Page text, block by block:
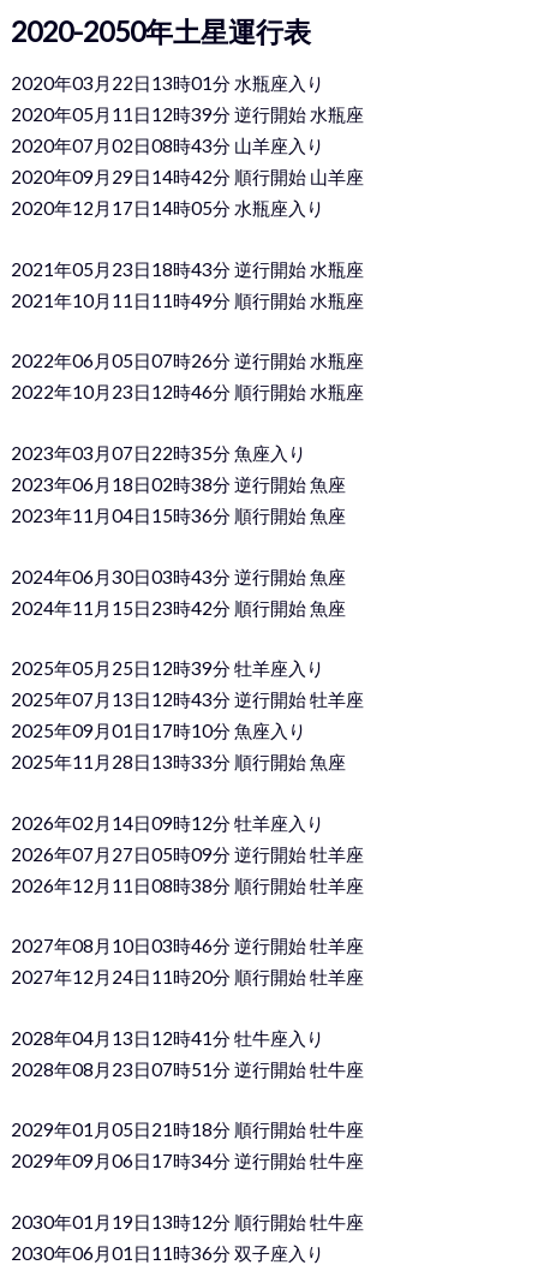
2020-2050年土星運行表
2020年03月22日13時01分 水瓶座入り
2020年05月11日12時39分 逆行開始 水瓶座
2020年07月02日08時43分 山羊座入り
2020年09月29日14時42分 順行開始 山羊座
2020年12月17日14時05分 水瓶座入り
2021年05月23日18時43分 逆行開始 水瓶座
2021年10月11日11時49分 順行開始 水瓶座
2022年06月05日07時26分 逆行開始 水瓶座
2022年10月23日12時46分 順行開始 水瓶座
2023年03月07日22時35分 魚座入り
2023年06月18日02時38分 逆行開始 魚座
2023年11月04日15時36分 順行開始 魚座
2024年06月30日03時43分 逆行開始 魚座
2024年11月15日23時42分 順行開始 魚座
2025年05月25日12時39分 牡羊座入り
2025年07月13日12時43分 逆行開始 牡羊座
2025年09月01日17時10分 魚座入り
2025年11月28日13時33分 順行開始 魚座
2026年02月14日09時12分 牡羊座入り
2026年07月27日05時09分 逆行開始 牡羊座
2026年12月11日08時38分 順行開始 牡羊座
2027年08月10日03時46分 逆行開始 牡羊座
2027年12月24日11時20分 順行開始 牡羊座
2028年04月13日12時41分 牡牛座入り
2028年08月23日07時51分 逆行開始 牡牛座
2029年01月05日21時18分 順行開始 牡牛座
2029年09月06日17時34分 逆行開始 牡牛座
2030年01月19日13時12分 順行開始 牡牛座
2030年06月01日11時36分 双子座入り